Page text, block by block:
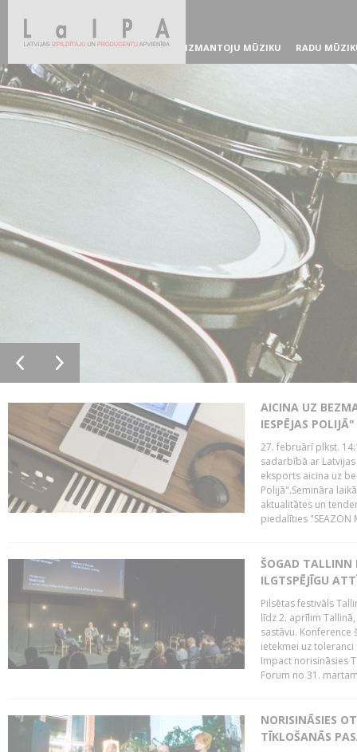
IZMANTOJU MŪZIKU RADU
AICINA UZ
IESPĒJAS POLIJĀ"
27. februārī plkst.
sadarbībā ar
eksports aicina uz
Polijā".Semināra
aktualitātes un
piedalīties "SEAZON
ŠOGAD TALLINN
ILGTSPĒJĪGU
Pilsētas festivāls
līdz 2. aprīlim
sastāvu.
ietekmei uz
Impact norisināsies
Forum no 31.
NORISINĀSIES
TĪKLOŠANĀS